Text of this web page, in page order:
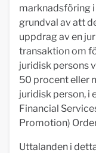
marknadsföring i
grundval av att
uppdrag av en
transaktion om
juridisk persons
50 procent eller
juridisk person, i
Financial
Promotion)
Uttalanden i